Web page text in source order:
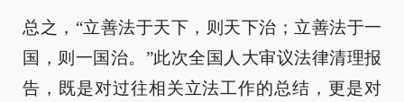
总之，“立善法于天下，则天下治；立善法于一
国，则一国治。”此次全国人大审议法律清理报
告，既是对过往相关立法工作的总结，更是对